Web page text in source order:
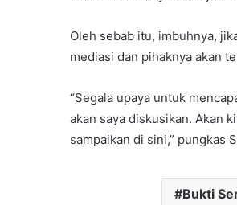
Oleh sebab itu, imbuhnya,
mediasi dan pihaknya akan
“Segala upaya untuk
akan saya diskusikan. Akan
sampaikan di sini,” pungkas
Bukti